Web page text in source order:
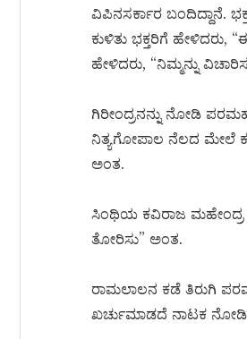
ವಿಪಿನಸರ್ಕಾರ ಬಂದಿದ್ದಾನೆ.
ಕುಳಿತು ಭಕ್ತರಿಗೆ
ಹೇಳಿದರು, “ನಿಮ್ಮನ್ನು
ಗಿರೀಂದ್ರನನ್ನು ನೋಡಿ
ನಿತ್ಯಗೋಪಾಲ ನೆಲದ ಮೇಲೆ
ಅಂತ.
ಸಿಂಥಿಯ ಕವಿರಾಜ ಮಹೇಂದ್ರ
ತೋರಿಸು” ಅಂತ.
ರಾಮಲಾಲನ ಕಡೆ ತಿರುಗಿ
ಖರ್ಚುಮಾಡದೆ ನಾಟಕ ನೋಡಿ